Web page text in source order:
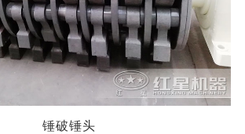
锤破锤头